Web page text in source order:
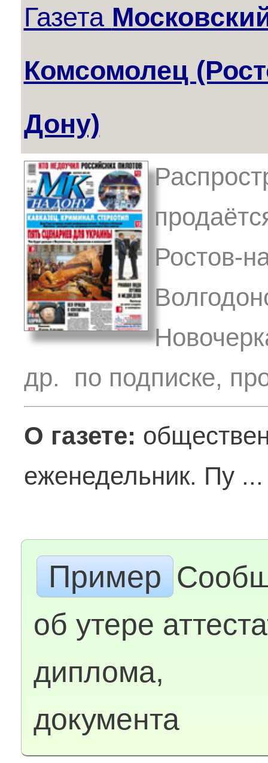
Газета
Комсомолец
Дону)
Ростов-
др. по подписке,
О газете:
еженедельник. Пу
Пример
об утере
диплома,
документа